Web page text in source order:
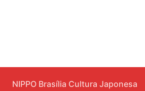
paraNIPPO Brasília Cultura Japonesa